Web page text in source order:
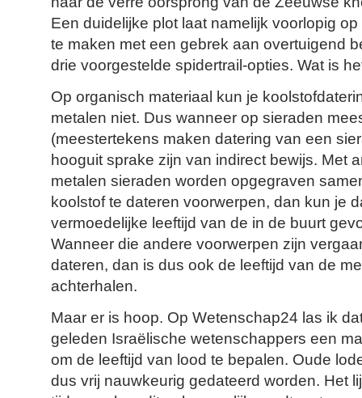
Een duidelijke plot laat namelijk voorlopig
te maken met een gebrek aan overtuigend
drie voorgestelde spidertrail-opties. Wat is
Op organisch materiaal kun je
metalen niet. Dus wanneer op sieraden
(meestertekens maken datering van een
hooguit sprake zijn van indirect bewijs. Met
metalen sieraden worden opgegraven
koolstof te dateren voorwerpen, dan kun je
vermoedelijke leeftijd van de in de buurt
Wanneer die andere voorwerpen zijn
dateren, dan is dus ook de leeftijd van de
achterhalen.
Maar er is hoop. Op Wetenschap24 las ik
geleden Israëlische wetenschappers een
om de leeftijd van lood te bepalen. Oude
dus vrij nauwkeurig gedateerd worden. Het